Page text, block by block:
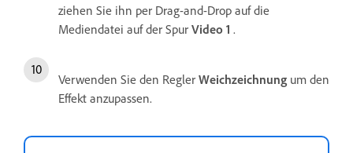
ziehen Sie ihn per Drag-and-Drop auf die
Mediendatei auf der Spur Video 1 .
Verwenden Sie den Regler Weichzeichnung um den
Effekt anzupassen.